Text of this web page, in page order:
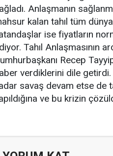
Anlaşmanın
kalan tahıl tüm
ise fiyatların
Tahıl Anlaşmasının
Recep
verdiklerini dile
savaş devam etse de
ve bu krizin